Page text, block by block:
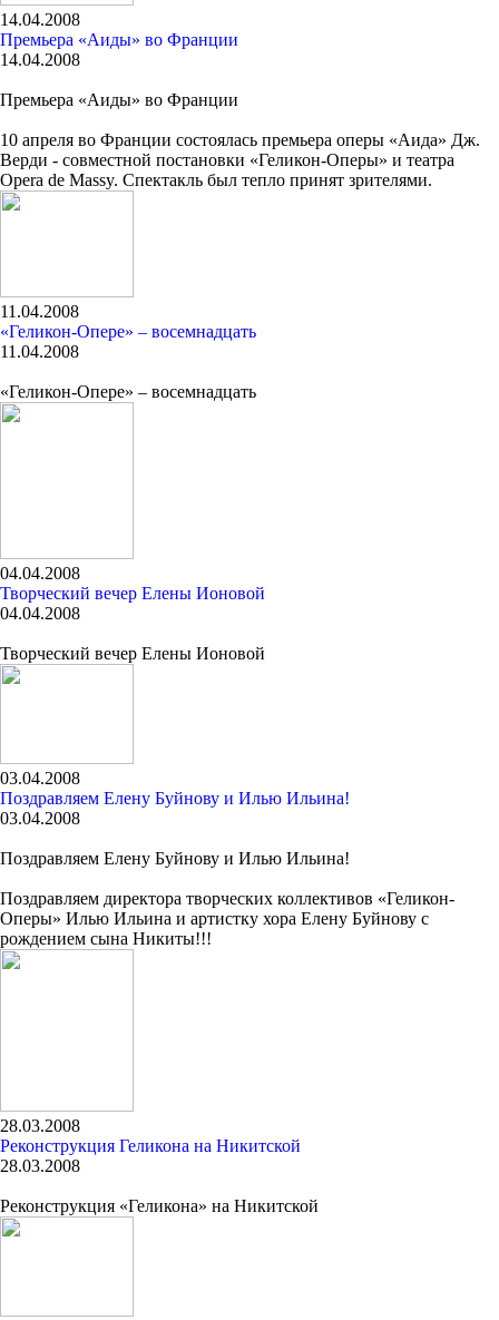
14.04.2008
Премьера «Аиды» во Франции
14.04.2008
Премьера «Аиды» во Франции
10 апреля во Франции состоялась премьера оперы «Аида» Дж.
Верди - совместной постановки «Геликон-Оперы» и театра
Opera de Massy. Спектакль был тепло принят зрителями.
11.04.2008
«Геликон-Опере» – восемнадцать
11.04.2008
«Геликон-Опере» – восемнадцать
04.04.2008
Творческий вечер Елены Ионовой
04.04.2008
Творческий вечер Елены Ионовой
03.04.2008
Поздравляем Елену Буйнову и Илью Ильина!
03.04.2008
Поздравляем Елену Буйнову и Илью Ильина!
Поздравляем директора творческих коллективов «Геликон-
Оперы» Илью Ильина и артистку хора Елену Буйнову с
рождением сына Никиты!!!
28.03.2008
Реконструкция Геликона на Никитской
28.03.2008
Реконструкция «Геликона» на Никитской